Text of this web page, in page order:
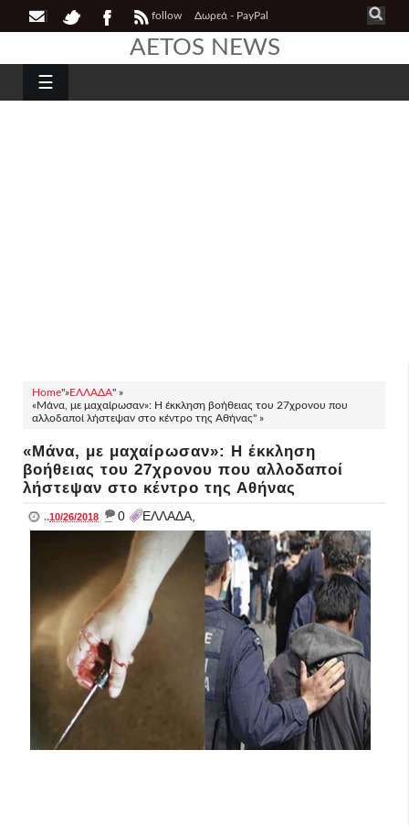
follow Δωρεά - PayPal
AETOS NEWS
☰
Home"»ΕΛΛΑΔΑ" »
«Μάνα, με μαχαίρωσαν»: Η έκκληση βοήθειας του 27χρονου που
αλλοδαποί λήστεψαν στο κέντρο της Αθήνας" »
«Μάνα, με μαχαίρωσαν»: Η έκκληση
βοήθειας του 27χρονου που αλλοδαποί
λήστεψαν στο κέντρο της Αθήνας
..10/26/2018 _ 0 ΕΛΛΑΔΑ,